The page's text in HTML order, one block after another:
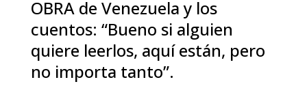
OBRA de Venezuela y los
cuentos: “Bueno si alguien
quiere leerlos, aquí están, pero
no importa tanto”.